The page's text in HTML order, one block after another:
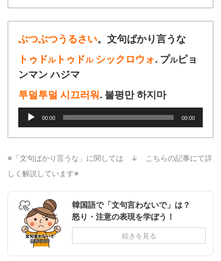
ヤ
ぶつぶつうるさい。文句ばかり言うな
トゥドルトゥドルシックロウォ. プルピョ
ンマン ハジマ
투덜투덜 시끄러워. 불평만 하지마
ー
ー
00:00 00:00
※「文句ばかり言うな」に関しては ↓ こちらの記事にて詳
しく解説しています※
韓国語で「文句言わないで」は？
怒り・注意の表現を学ぼう！
続きを見る